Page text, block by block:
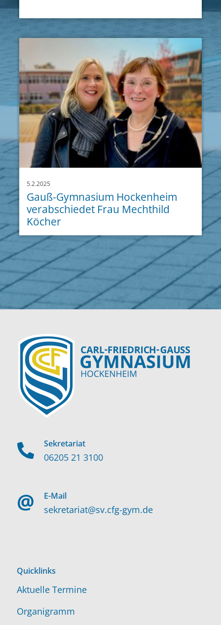
5.2.2025
Gauß-Gymnasium Hockenheim
verabschiedet Frau Mechthild
Köcher
Sekretariat
06205 21 3100
E-Mail
sekretariat@sv.cfg-gym.de
Quicklinks
Aktuelle Termine
Organigramm